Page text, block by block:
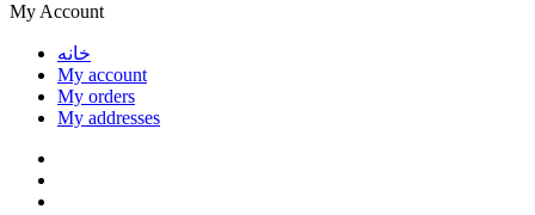
My Account
خانه
My account
My orders
My addresses